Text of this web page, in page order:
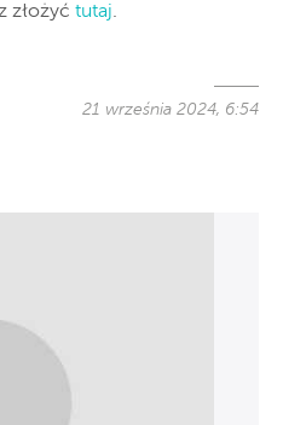
złożyć tutaj.
21 września 2024, 6:54